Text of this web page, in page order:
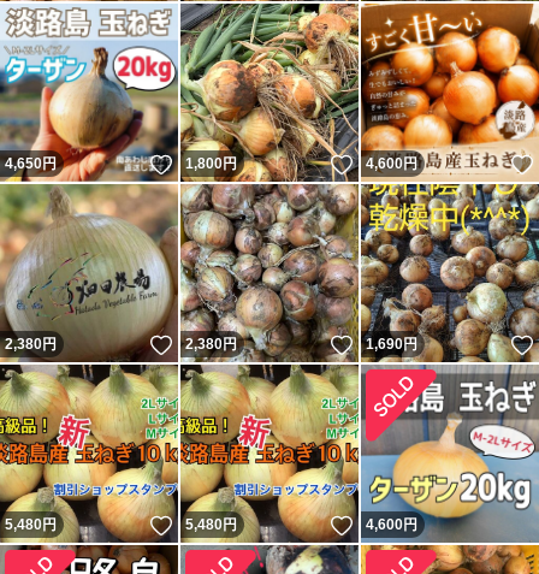
4,650円 いいね！
1,800円 いいね！
4,600円
2,380円 いいね！
2,380円 いいね！
1,690円
5,480円 いいね！
5,480円 いいね！
4,600円